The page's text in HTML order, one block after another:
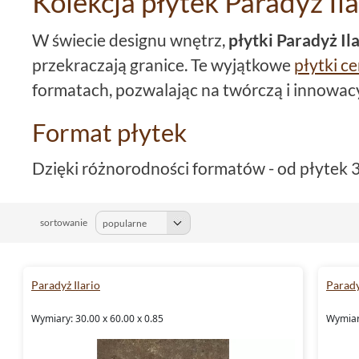
W świecie designu wnętrz, płytki Paradyż
przekraczają granice. Te wyjątkowe płytki
formatach, pozwalając na twórczą i
Format płytek
Dzięki różnorodności formatów - od płytek
podłogachiścianach. Bez względu na
Kolorystyka płytek
Dominującymi kolorami w kolekcji
sortowanie
Paradyż Ilario
Wymiary: 30.00 x 60.00 x 0.85